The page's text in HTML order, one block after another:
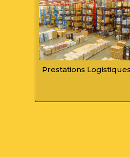
Prestations Logistiques